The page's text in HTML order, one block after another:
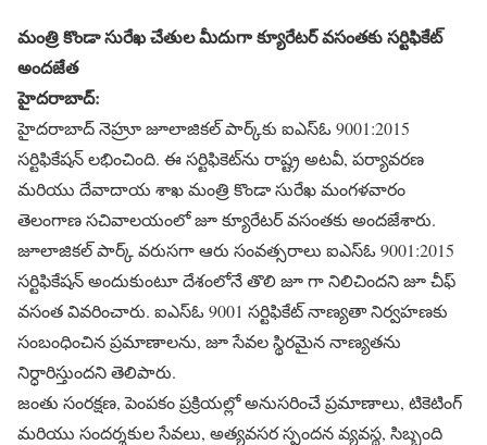
మంత్రి కొండా సురేఖ చేతుల మీదుగా క్యూరేటర్ వసంతకు సర్టిఫికేట్
అందజేత
హైదరాబాద్:
హైదరాబాద్ నెహ్రూ జూలాజికల్ పార్క్‌కు ఐఎస్ఓ 9001:2015
సర్టిఫికేషన్ లభించింది. ఈ సర్టిఫికెట్‌ను రాష్ట్ర అటవీ, పర్యావరణ
మరియు దేవాదాయ శాఖ మంత్రి కొండా సురేఖ మంగళవారం
తెలంగాణ సచివాలయంలో జూ క్యూరేటర్ వసంతకు అందజేశారు.
జూలాజికల్ పార్క్ వరుసగా ఆరు సంవత్సరాలు ఐఎస్ఓ 9001:2015
సర్టిఫికేషన్ అందుకుంటూ దేశంలోనే తొలి జూ గా నిలిచిందని జూ చీఫ్
వసంత వివరించారు. ఐఎస్ఓ 9001 సర్టిఫికేట్ నాణ్యతా నిర్వహణకు
సంబంధించిన ప్రమాణాలను, జూ సేవల స్థిరమైన నాణ్యతను
నిర్ధారిస్తుందని తెలిపారు.
జంతు సంరక్షణ, పెంపకం ప్రక్రియల్లో అనుసరించే ప్రమాణాలు, టికెటింగ్
మరియు సందర్శకుల సేవలు, అత్యవసర స్పందన వ్యవస్థ, సిబ్బంది